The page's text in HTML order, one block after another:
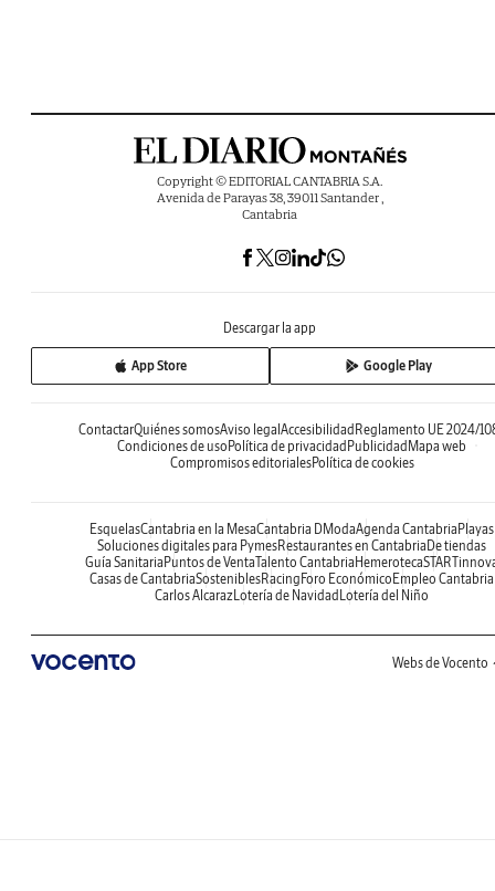
Copyright © EDITORIAL CANTABRIA S.A.
Avenida de Parayas 38, 39011 Santander ,
Cantabria
Descargar la app
App Store Google Play
ContactarQuiénes somosAviso legalAccesibilidadReglamento UE 2024/
Condiciones de usoPolítica de privacidadPublicidadMapa web
Compromisos editorialesPolítica de cookies
EsquelasCantabria en la MesaCantabria DModaAgenda CantabriaPlayas
Soluciones digitales para PymesRestaurantes en CantabriaDe tiendas
Guía SanitariaPuntos de VentaTalento CantabriaHemeroteca
Casas de CantabriaSosteniblesRacingForo EconómicoEmpleo Cantabria
Carlos AlcarazLotería de NavidadLotería del Niño
Webs de Vocento